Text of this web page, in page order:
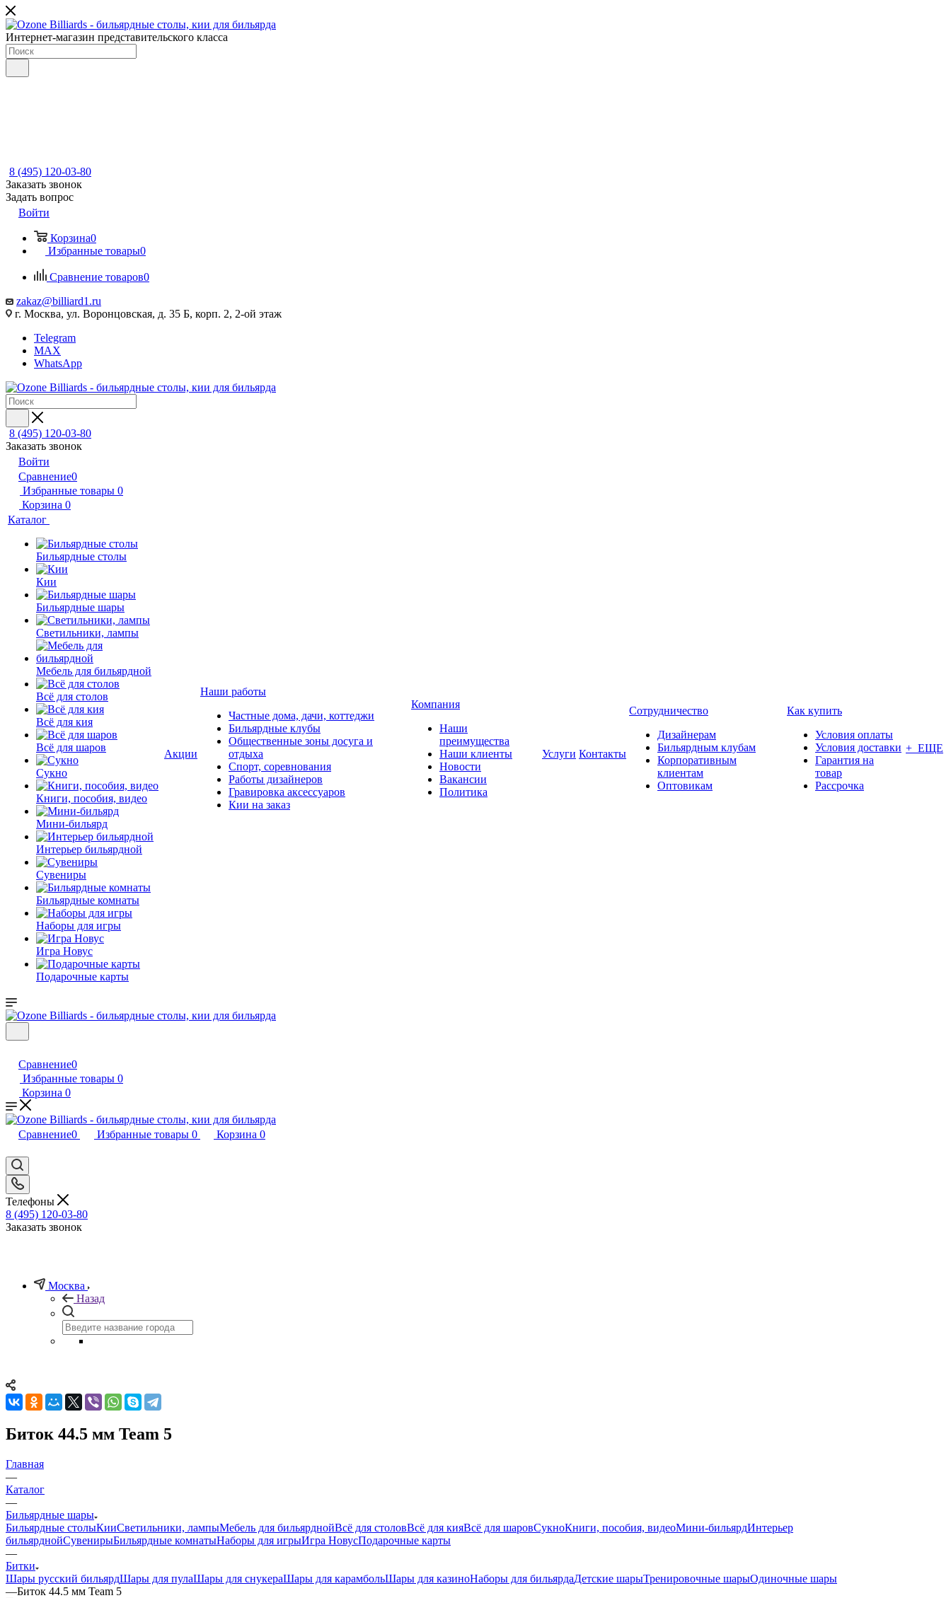
Интернет-магазин представительского класса
8 (495) 120-03-80
Заказать звонок
Задать вопрос
Войти
Корзина0
Избранные товары0
Сравнение товаров0
zakaz@billiard1.ru
г. Москва, ул. Воронцовская, д. 35 Б, корп. 2, 2-ой этаж
Telegram
MAX
WhatsApp
8 (495) 120-03-80
Заказать звонок
Войти
Сравнение0
Избранные товары 0
Корзина 0
Каталог
Бильярдные столы
Кии
Бильярдные шары
Светильники, лампы
Мебель для бильярдной
Всё для столов
Всё для кия
Всё для шаров
Сукно
Книги, пособия, видео
Мини-бильярд
Интерьер бильярдной
Сувениры
Бильярдные комнаты
Наборы для игры
Игра Новус
Подарочные карты
Акции
Наши работы
Частные дома, дачи, коттеджи
Бильярдные клубы
Общественные зоны досуга и
отдыха
Спорт, соревнования
Работы дизайнеров
Гравировка аксессуаров
Кии на заказ
Компания
Наши
преимущества
Наши клиенты
Новости
Вакансии
Политика
Услуги Контакты
Сотрудничество
Дизайнерам
Бильярдным клубам
Корпоративным
клиентам
Оптовикам
Как купить
Условия оплаты
Условия доставки
Гарантия на
товар
Рассрочка
+ ЕЩЕ
Сравнение0
Избранные товары 0
Корзина 0
Сравнение0 Избранные товары 0 Корзина 0
Телефоны
8 (495) 120-03-80
Заказать звонок
Москва
Назад
Биток 44.5 мм Team 5
Главная
—
Каталог
—
Бильярдные шары
Бильярдные столыКииСветильники, лампыМебель для бильярднойВсё для столовВсё для кияВсё для шаровСукноКниги, пособия, видеоМини-бильярдИнтерьер
бильярднойСувенирыБильярдные комнатыНаборы для игрыИгра НовусПодарочные карты
—
Битки
Шары русский бильярдШары для пулаШары для снукераШары для карамбольШары для казиноНаборы для бильярдаДетские шарыТренировочные шарыОдиночные шары
—Биток 44.5 мм Team 5